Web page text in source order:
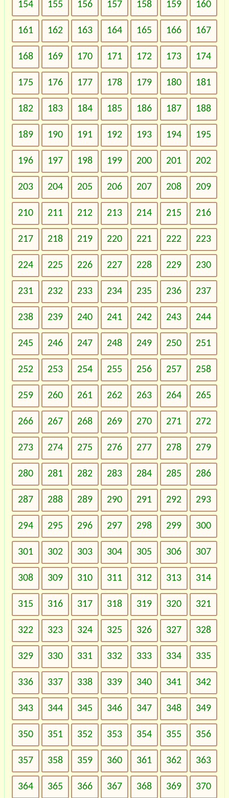
154 155 156 157 158 159 160
161 162 163 164 165 166 167
168 169 170 171 172 173 174
175 176 177 178 179 180 181
182 183 184 185 186 187 188
189 190 191 192 193 194 195
196 197 198 199 200 201 202
203 204 205 206 207 208 209
210 211 212 213 214 215 216
217 218 219 220 221 222 223
224 225 226 227 228 229 230
231 232 233 234 235 236 237
238 239 240 241 242 243 244
245 246 247 248 249 250 251
252 253 254 255 256 257 258
259 260 261 262 263 264 265
266 267 268 269 270 271 272
273 274 275 276 277 278 279
280 281 282 283 284 285 286
287 288 289 290 291 292 293
294 295 296 297 298 299 300
301 302 303 304 305 306 307
308 309 310 311 312 313 314
315 316 317 318 319 320 321
322 323 324 325 326 327 328
329 330 331 332 333 334 335
336 337 338 339 340 341 342
343 344 345 346 347 348 349
350 351 352 353 354 355 356
357 358 359 360 361 362 363
364 365 366 367 368 369 370